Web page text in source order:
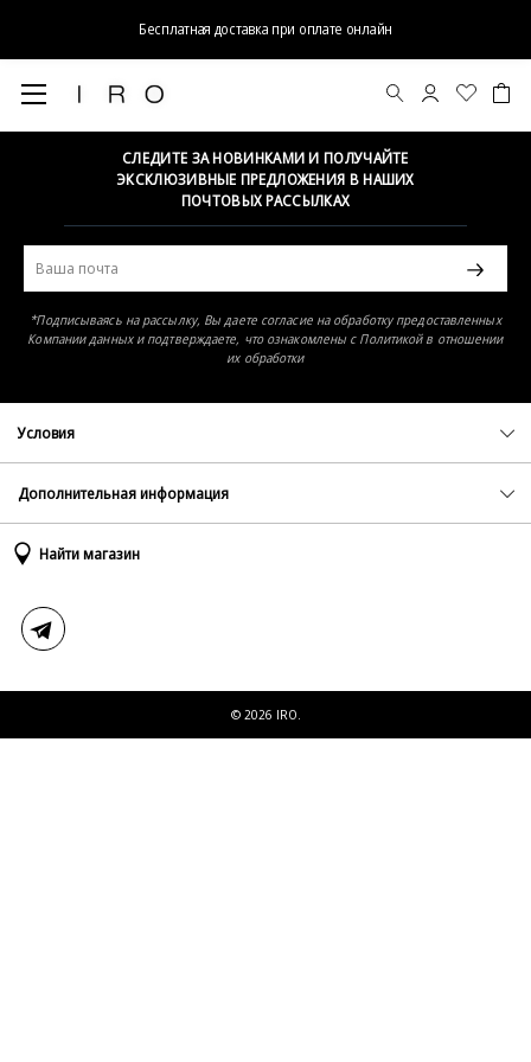
Бесплатная доставка при оплате онлайн
Элемент не найден
СЛЕДИТЕ ЗА НОВИНКАМИ И ПОЛУЧАЙТЕ
ЭКСКЛЮЗИВНЫЕ ПРЕДЛОЖЕНИЯ В НАШИХ
ПОЧТОВЫХ РАССЫЛКАХ
*Подписываясь на рассылку, Вы даете согласие на обработку предоставленных
Компании данных и подтверждаете, что ознакомлены с Политикой в отношении
их обработки
Условия
Политика конфиденциальности
Оферта
Дополнительная информация
Доставка и оплата
Таблица размеров
Найти магазин
© 2026 IRO.